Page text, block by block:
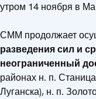
утром 14 ноября в
СММ продолжает
разведения сил и
неограниченный
районах н. п.
Луганска), н. п.